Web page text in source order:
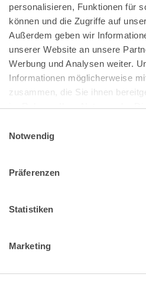
personalisieren, Funktionen für
können und die Zugriffe auf
Außerdem geben wir
unserer Website an unsere
Werbung und Analysen weiter.
Informationen möglicherweise
zusammen, die Sie ihnen
im Rahmen Ihrer Nutzung der
Impressum
Notwendig
Präferenzen
Statistiken
Marketing
Bundeskanzlerplatz 2
53113 Bonn
Pressemitteilungen|AGB
Impressum|Datenschutz
Muster Widerrufsformular
Barrierefreiheit